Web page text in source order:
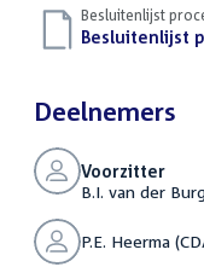
Besluitenlijst
Download
Besluitenlijst
Deelnemers
Voorzitter
B.I. van der
P.E. Heerma